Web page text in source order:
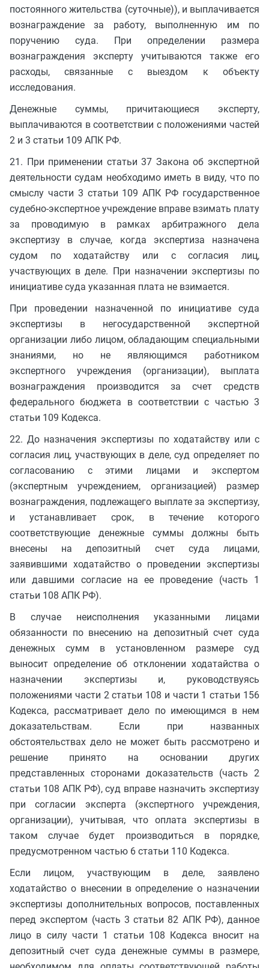
постоянного жительства (суточные)), и выплачивается
вознаграждение за работу, выполненную им по
поручению суда. При определении размера
вознаграждения эксперту учитываются также его
расходы, связанные с выездом к объекту
исследования.
Денежные суммы, причитающиеся эксперту,
выплачиваются в соответствии с положениями частей
2 и 3 статьи 109 АПК РФ.
21. При применении статьи 37 Закона об экспертной
деятельности судам необходимо иметь в виду, что по
смыслу части 3 статьи 109 АПК РФ государственное
судебно-экспертное учреждение вправе взимать плату
за проводимую в рамках арбитражного дела
экспертизу в случае, когда экспертиза назначена
судом по ходатайству или с согласия лиц,
участвующих в деле. При назначении экспертизы по
инициативе суда указанная плата не взимается.
При проведении назначенной по инициативе суда
экспертизы в негосударственной экспертной
организации либо лицом, обладающим специальными
знаниями, но не являющимся работником
экспертного учреждения (организации), выплата
вознаграждения производится за счет средств
федерального бюджета в соответствии с частью 3
статьи 109 Кодекса.
22. До назначения экспертизы по ходатайству или с
согласия лиц, участвующих в деле, суд определяет по
согласованию с этими лицами и экспертом
(экспертным учреждением, организацией) размер
вознаграждения, подлежащего выплате за экспертизу,
и устанавливает срок, в течение которого
соответствующие денежные суммы должны быть
внесены на депозитный счет суда лицами,
заявившими ходатайство о проведении экспертизы
или давшими согласие на ее проведение (часть 1
статьи 108 АПК РФ).
В случае неисполнения указанными лицами
обязанности по внесению на депозитный счет суда
денежных сумм в установленном размере суд
выносит определение об отклонении ходатайства о
назначении экспертизы и, руководствуясь
положениями части 2 статьи 108 и части 1 статьи 156
Кодекса, рассматривает дело по имеющимся в нем
доказательствам. Если при названных
обстоятельствах дело не может быть рассмотрено и
решение принято на основании других
представленных сторонами доказательств (часть 2
статьи 108 АПК РФ), суд вправе назначить экспертизу
при согласии эксперта (экспертного учреждения,
организации), учитывая, что оплата экспертизы в
таком случае будет производиться в порядке,
предусмотренном частью 6 статьи 110 Кодекса.
Если лицом, участвующим в деле, заявлено
ходатайство о внесении в определение о назначении
экспертизы дополнительных вопросов, поставленных
перед экспертом (часть 3 статьи 82 АПК РФ), данное
лицо в силу части 1 статьи 108 Кодекса вносит на
депозитный счет суда денежные суммы в размере,